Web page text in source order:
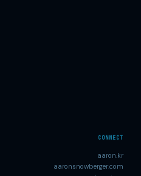
CONNECT
aaron.kr
aaronsnowberger.com